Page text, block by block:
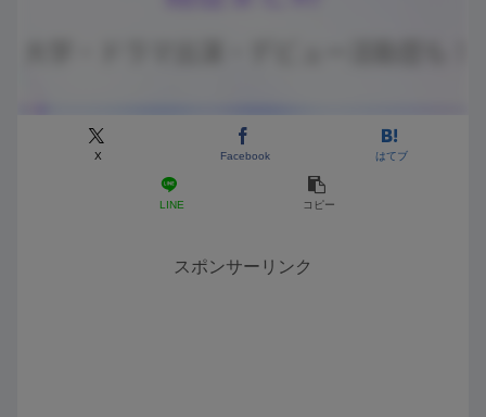
X Facebook はてブ
LINE コピー
スポンサーリンク